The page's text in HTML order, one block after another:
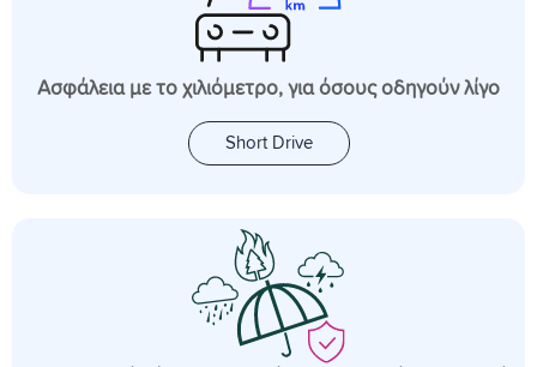
Ασφάλεια με το χιλιόμετρο, για όσους οδηγούν λίγο
Short Drive